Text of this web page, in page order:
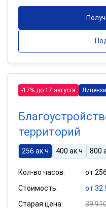
-17% до 17 августа
территорий
256 ак.ч 400 ак.ч 800
Кол-во часов:
от
Стоимость:
от 32
Старая цена:
39